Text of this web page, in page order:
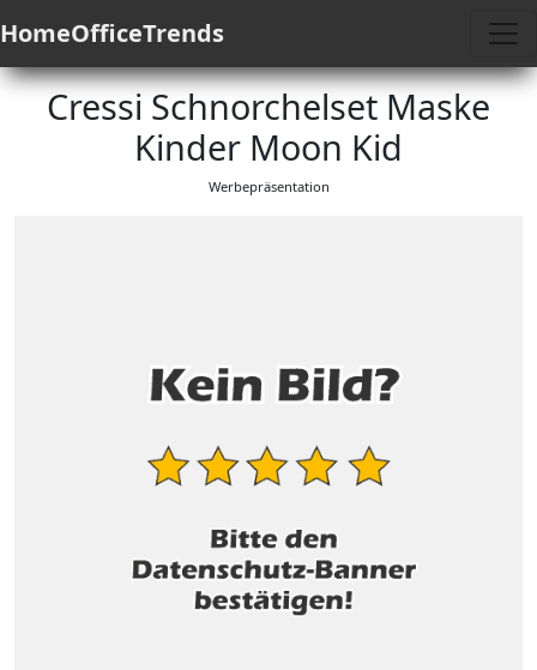
HomeOfficeTrends
Cressi Schnorchelset Maske
Kinder Moon Kid
Werbepräsentation